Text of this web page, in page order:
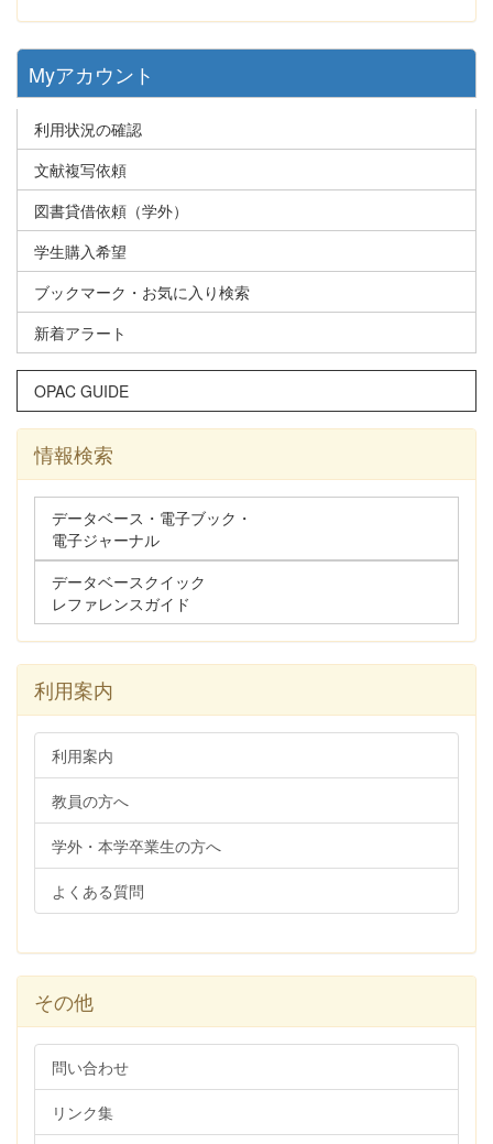
Myアカウント
利用状況の確認
文献複写依頼
図書貸借依頼（学外）
学生購入希望
ブックマーク・お気に入り検索
新着アラート
OPAC GUIDE
情報検索
データベース・電子ブック・
電子ジャーナル
データベースクイック
レファレンスガイド
利用案内
利用案内
教員の方へ
学外・本学卒業生の方へ
よくある質問
その他
問い合わせ
リンク集